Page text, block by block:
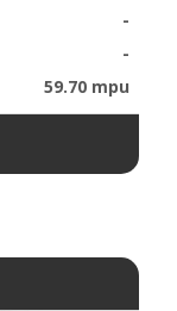
-
-
59.70 mpu